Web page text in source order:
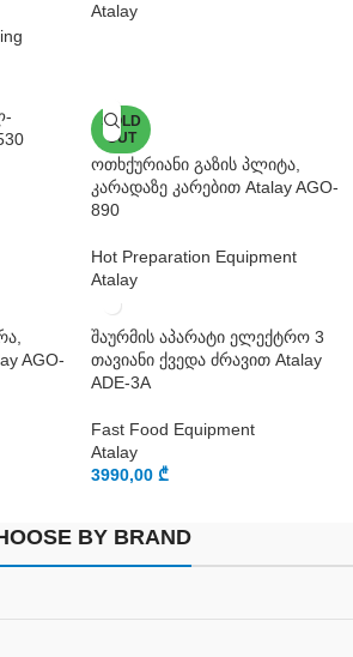
Atalay
SOLD
OUT
ოთხქურიანი გაზის პლიტა,
კარადაზე კარებით Atalay AGO-
890
Hot Preparation Equipment
Atalay
AGO-
შაურმის აპარატი ელექტრო 3
თავიანი ქვედა ძრავით Atalay
ADE-3A
Fast Food Equipment
Atalay
3990,00 ₾
BY BRAND